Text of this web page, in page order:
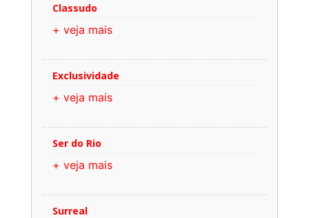
Classudo
+ veja mais
Exclusividade
+ veja mais
Ser do Rio
+ veja mais
Surreal